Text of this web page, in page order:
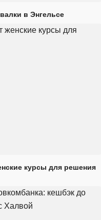
в Энгельсе
курсы для решения